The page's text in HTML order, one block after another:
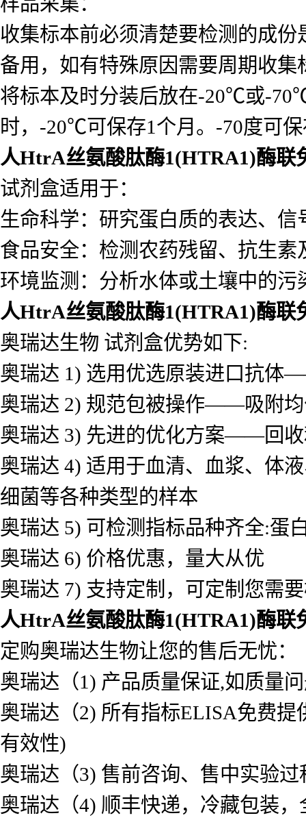
收集标本前必须清楚要检测的成
备用，如有特殊原因需要周期收集
将标本及时分装后放在-20℃或-
时，-20℃可保存1个月。-70度可
人HtrA丝氨酸肽酶1(HTRA1)酶联
试剂盒适用于：
生命科学：研究蛋白质的表达、信
食品安全：检测农药残留、抗生素
环境监测：分析水体或土壤中的
人HtrA丝氨酸肽酶1(HTRA1)酶联
奥瑞达生物 试剂盒优势如下:
奥瑞达 1) 选用优选原装进口抗
奥瑞达 2) 规范包被操作——吸附
奥瑞达 3) 先进的优化方案——回
奥瑞达 4) 适用于血清、血浆、体
细菌等各种类型的样本
奥瑞达 5) 可检测指标品种齐全:蛋
奥瑞达 6) 价格优惠，量大从优
奥瑞达 7) 支持定制，可定制您需
人HtrA丝氨酸肽酶1(HTRA1)酶联
定购奥瑞达生物让您的售后无忧：
奥瑞达（1) 产品质量保证,如质量
奥瑞达（2) 所有指标ELISA免费
有效性)
奥瑞达（3) 售前咨询、售中实验
奥瑞达（4) 顺丰快递，冷藏包装，